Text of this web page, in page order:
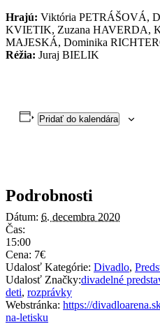
Hrajú: Viktória PETRÁŠOVÁ,
KVIETIK, Zuzana HAVERDA,
MAJESKÁ, Dominika
Réžia: Juraj BIELIK
Pridať do kalendára
Podrobnosti
Dátum: 6. decembra 2020
Čas:
15:00
Cena: 7€
Udalosť Kategórie: Divadlo,
Udalosť Značky:divadelné
deti, rozprávky
Webstránka: https://
na-letisku